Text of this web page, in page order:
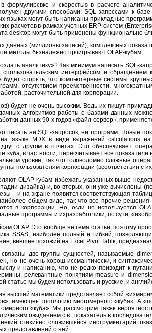
формулировке и скоростью в расчете
другими способами: SQL-запросами к
языках могут быть написаны прикладные
расчетов в рамках учетных ERP-систем
desktop могут быть применены функционально
данных (миллионы записей), комплексных
методы безнадежно проигрывают OLAP-кубам.
аналитику»? Как минимум написать SQL-
спользовательским интерфейсом и
будет спорить, что компьютерные системы
отсутствием преемственности,
расточительной для корпорации.
будет не очень высоким. Ведь их пишут
алгоритмов работы с базами данных
данных 90-х годов «файл-сервер»,
писать ни SQL-запросов, ни программ. Новые
языке MDX в виде выражений calculations
с другом в отчетах. Это обеспечивает
куба, в частности, пересчитывает все
уровне, так что головоломно сложные
пользователям корпорации (всоответствии с
OLAP-кубам избежать указанных выше
дизайна) и, во-вторых, они уже вычислены
– и на экране появится соответствующая
общем виде, так что все прочие
в корпорации. Но, если не используется
программы и ихразработчики, по сути,
OLAP. Это вообще не тема статьи, поэтому
SSAS, наиболее полный и гибкий,
внешне похожий на Excel Pivot Table,
две группы сущностей, называемые
но не очень хорош исемантически, и
и написанию, что не редко приводит к
релевантные понятиям measure и
статье мы будем использовать и русские, и
высшей математики представляет собой
имеющее топологию многомерного «куба». А
«куба». Мы рассмотрим также
ожиданием с.в.; показатель в
стихийно сложившийся инструментарий,
представлений о ней.